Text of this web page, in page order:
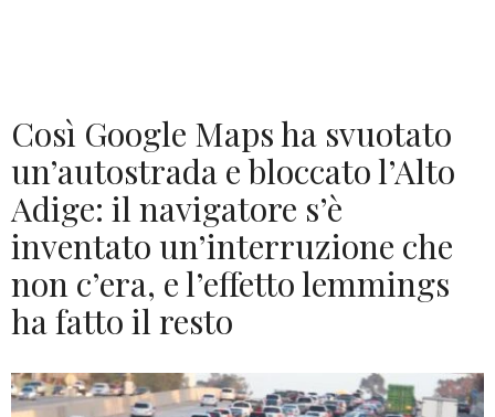
Così Google Maps ha svuotato
un’autostrada e bloccato l’Alto
Adige: il navigatore s’è
inventato un’interruzione che
non c’era, e l’effetto lemmings
ha fatto il resto